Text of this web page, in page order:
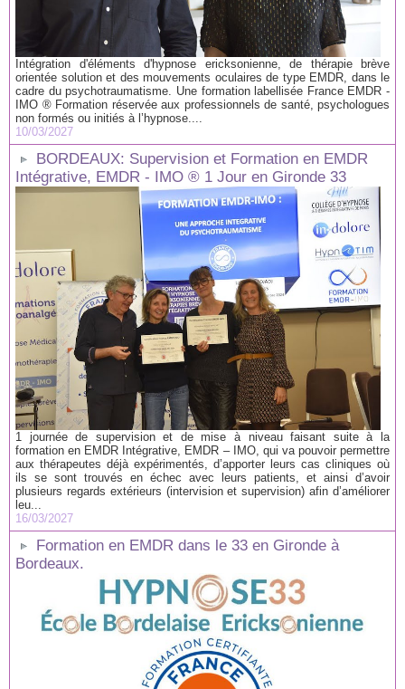
Intégration d'éléments d'hypnose ericksonienne, de thérapie brève
orientée solution et des mouvements oculaires de type EMDR, dans le
cadre du psychotraumatisme. Une formation labellisée France EMDR -
IMO ® Formation réservée aux professionnels de santé, psychologues
non formés ou initiés à l’hypnose....
10/03/2027
BORDEAUX: Supervision et Formation en EMDR
Intégrative, EMDR - IMO ® 1 Jour en Gironde 33
1 journée de supervision et de mise à niveau faisant suite à la
formation en EMDR Intégrative, EMDR – IMO, qui va pouvoir permettre
aux thérapeutes déjà expérimentés, d’apporter leurs cas cliniques où
ils se sont trouvés en échec avec leurs patients, et ainsi d’avoir
plusieurs regards extérieurs (intervision et supervision) afin d’améliorer
leu...
16/03/2027
Formation en EMDR dans le 33 en Gironde à
Bordeaux.